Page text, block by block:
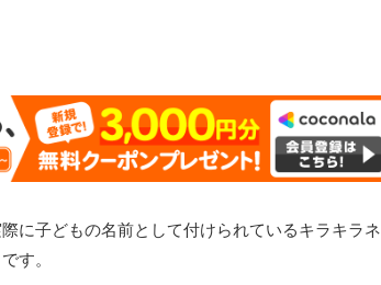
に子どもの名前として付けられているキラキラネ
す。